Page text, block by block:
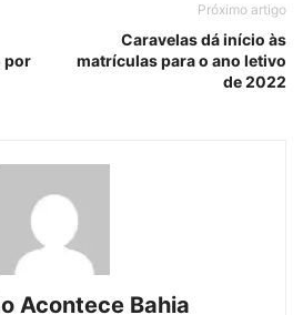
por
Próximo artigo
Caravelas dá início às
matrículas para o ano letivo
de 2022
Acontece Bahia